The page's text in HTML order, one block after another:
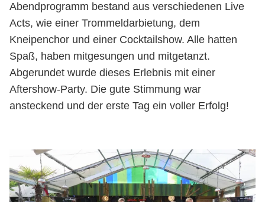
Abendprogramm bestand aus verschiedenen Live
Acts, wie einer Trommeldarbietung, dem
Kneipenchor und einer Cocktailshow. Alle hatten
Spaß, haben mitgesungen und mitgetanzt.
Abgerundet wurde dieses Erlebnis mit einer
Aftershow-Party. Die gute Stimmung war
ansteckend und der erste Tag ein voller Erfolg!